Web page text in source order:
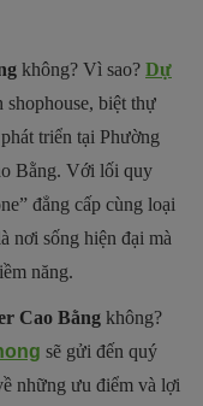
không? Vì sao? Dự
shophouse, biệt thự
phát triển tại Phường
Bằng. Với lối quy
đẳng cấp cùng loại
nơi sống hiện đại mà
năng.
Cao Bằng không?
sẽ gửi đến quý
những ưu điểm và lợi